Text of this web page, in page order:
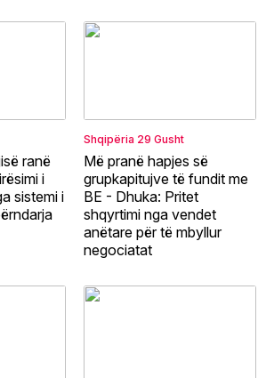
ranë
i
sistemi i
Shqipëria 29 Gusht
Më pranë hapjes së
grupkapitujve të fundit me
BE - Dhuka: Pritet
shqyrtimi nga vendet
anëtare për të mbyllur
negociatat